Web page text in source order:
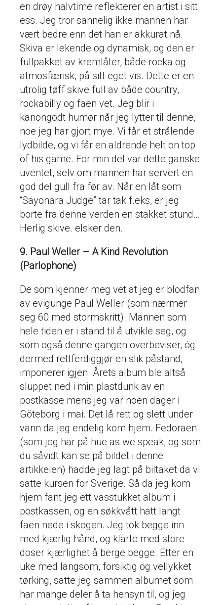
en drøy halvtime reflekterer en artist i sitt
ess. Jeg tror sannelig ikke mannen har
vært bedre enn det han er akkurat nå.
Skiva er lekende og dynamisk, og den er
fullpakket av kremlåter, både rocka og
atmosfærisk, på sitt eget vis. Dette er en
utrolig tøff skive full av både country,
rockabilly og faen vet. Jeg blir i
kanongodt humør når jeg lytter til denne,
noe jeg har gjort mye. Vi får et strålende
lydbilde, og vi får en aldrende helt on top
of his game. For min del var dette ganske
uventet, selv om mannen har servert en
god del gull fra før av. Når en låt som
“Sayonara Judge” tar tak f.eks, er jeg
borte fra denne verden en stakket stund…
Herlig skive. elsker den.
9. Paul Weller – A Kind Revolution
(Parlophone)
De som kjenner meg vet at jeg er blodfan
av evigunge Paul Weller (som nærmer
seg 60 med stormskritt). Mannen som
hele tiden er i stand til å utvikle seg, og
som også denne gangen overbeviser, óg
dermed rettferdiggjør en slik påstand,
imponerer igjen. Årets album ble altså
sluppet ned i min plastdunk av en
postkasse mens jeg var noen dager i
Göteborg i mai. Det lå rett og slett under
vann da jeg endelig kom hjem. Fedoraen
(som jeg har på hue as we speak, og som
du såvidt kan se på bildet i denne
artikkelen) hadde jeg lagt på biltaket da vi
satte kursen for Sverige. Så da jeg kom
hjem fant jeg ett vasstukket album i
postkassen, og en søkkvått hatt langt
faen nede i skogen. Jeg tok begge inn
med kjærlig hånd, og klarte med store
doser kjærlighet å berge begge. Etter en
uke med langsom, forsiktig og vellykket
tørking, satte jeg sammen albumet som
har mange deler å ta hensyn til, og jeg